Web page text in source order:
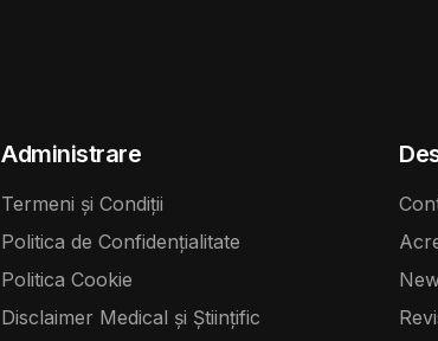
Administrare
Termeni și Condiții
Politica de Confidențialitate
Politica Cookie
Disclaimer Medical și Științific